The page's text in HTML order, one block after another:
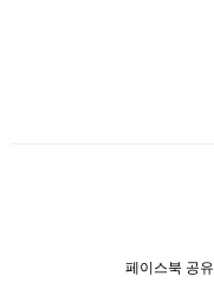
페이스북 공유